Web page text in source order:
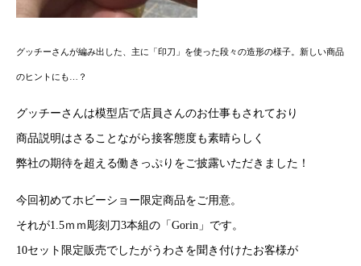
グッチーさんが編み出した、主に「印刀」を使った段々の造形の様子。新しい商品
のヒントにも…？
グッチーさんは模型店で店員さんのお仕事もされており
商品説明はさることながら接客態度も素晴らしく
弊社の期待を超える働きっぷりをご披露いただきました！
今回初めてホビーショー限定商品をご用意。
それが1.5ｍｍ彫刻刀3本組の「Gorin」です。
10セット限定販売でしたがうわさを聞き付けたお客様が